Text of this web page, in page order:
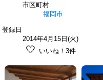
市区町村
福岡市
登録日
2014年4月15日(火)
🤍 いいね！3件